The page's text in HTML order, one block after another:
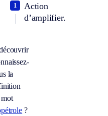
Action
d’amplifier.
1
la
?